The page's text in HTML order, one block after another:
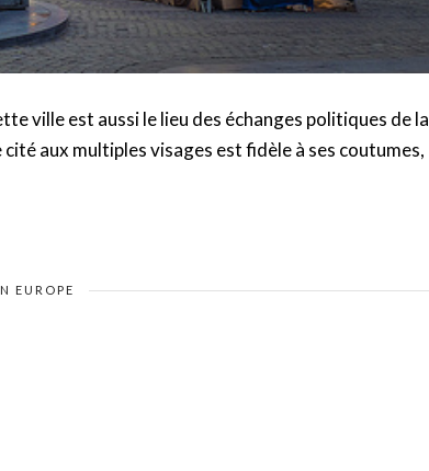
ville est aussi le lieu des échanges politiques de la
aux multiples visages est fidèle à ses coutumes,
EUROPE